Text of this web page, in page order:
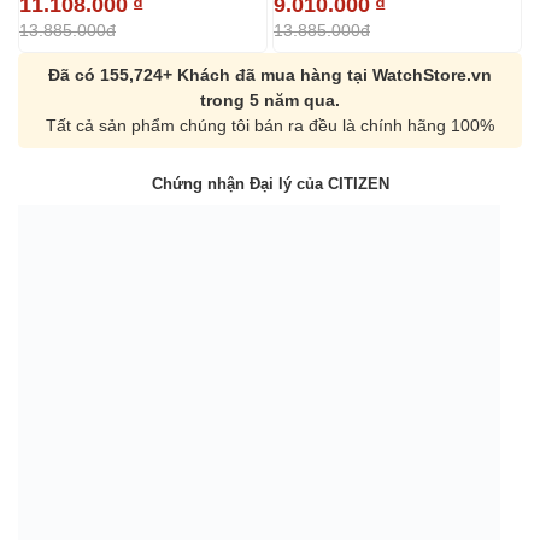
13.885.000đ 13.885.000đ
Đã có 155,724+ Khách đã mua hàng tại WatchStore.vn
trong 5 năm qua.
Tất cả sản phẩm chúng tôi bán ra đều là chính hãng 100%
Chứng nhận Đại lý của CITIZEN